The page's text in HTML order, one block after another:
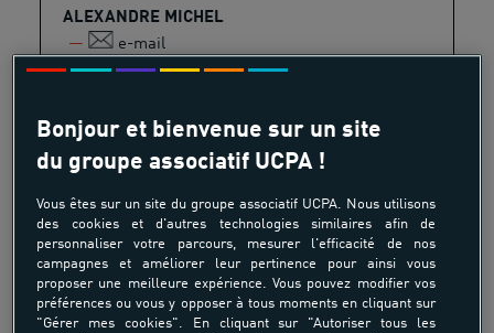
ALEXANDRE MICHEL
e-mail
e-mail
Partager
Bonjour et bienvenue sur un site
du groupe associatif UCPA !
Vous êtes sur un site du groupe associatif UCPA. Nous utilisons
des cookies et d'autres technologies similaires afin de
personnaliser votre parcours, mesurer l'efficacité de nos
campagnes et améliorer leur pertinence pour ainsi vous
proposer une meilleure expérience. Vous pouvez modifier vos
préférences ou vous y opposer à tous moments en cliquant sur
"Gérer mes cookies". En cliquant sur "Autoriser tous les